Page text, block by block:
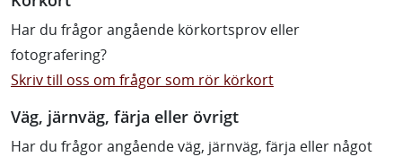
Har du frågor angående körkortsprov eller
fotografering?
Skriv till oss om frågor som rör körkort
Väg, järnväg, färja eller övrigt
Har du frågor angående väg, järnväg, färja eller något